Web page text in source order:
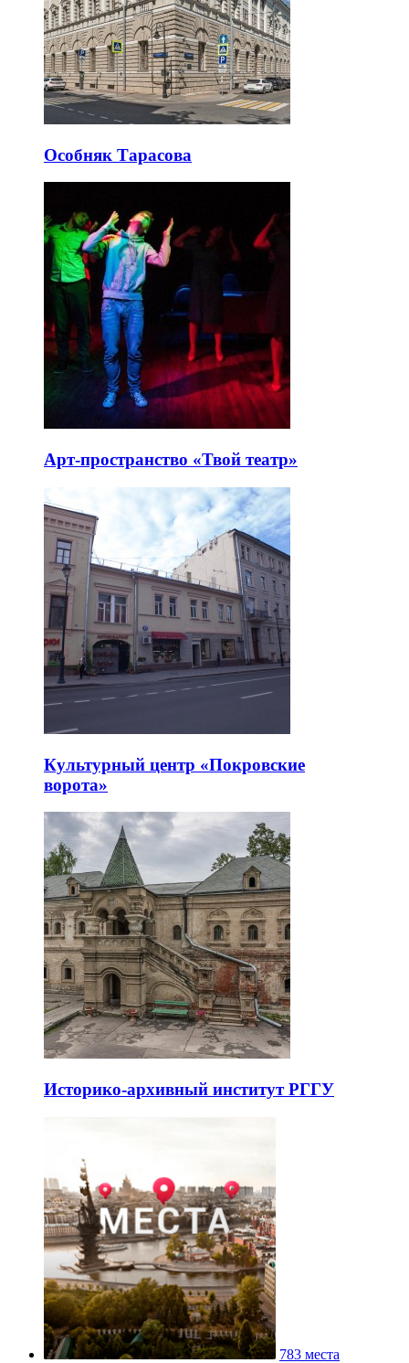
Особняк Тарасова
Арт-пространство «Твой театр»
Культурный центр «Покровские
ворота»
Историко-архивный институт РГГУ
783 места